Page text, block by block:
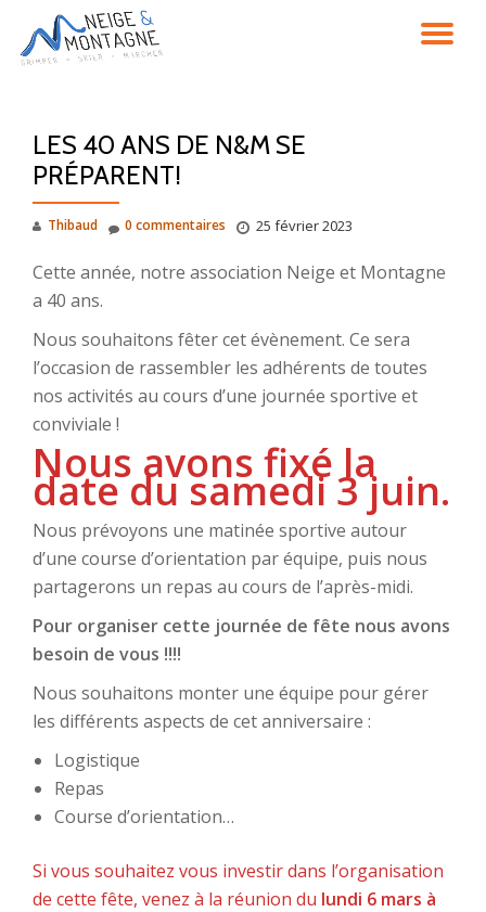
Aller
LES 40 ANS DE N&M SE
PRÉPARENT!
Thibaud 25 février 2023
0 commentaires
Cette année, notre association Neige et Montagne
a 40 ans.
Nous souhaitons fêter cet évènement. Ce sera
l’occasion de rassembler les adhérents de toutes
nos activités au cours d’une journée sportive et
conviviale !
Nous avons fixé la
date du samedi 3 juin.
Nous prévoyons une matinée sportive autour
d’une course d’orientation par équipe, puis nous
partagerons un repas au cours de l’après-midi.
Pour organiser cette journée de fête nous avons
besoin de vous !!!!
Nous souhaitons monter une équipe pour gérer
les différents aspects de cet anniversaire :
Logistique
Repas
Course d’orientation…
Si vous souhaitez vous investir dans l’organisation
de cette fête, venez à la réunion du lundi 6 mars à